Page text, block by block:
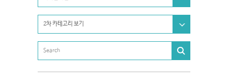
2차 카테고리 보기